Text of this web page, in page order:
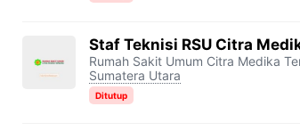
Staf Teknisi RSU Citra
Rumah Sakit Umum Citra Medika
Sumatera Utara
Ditutup